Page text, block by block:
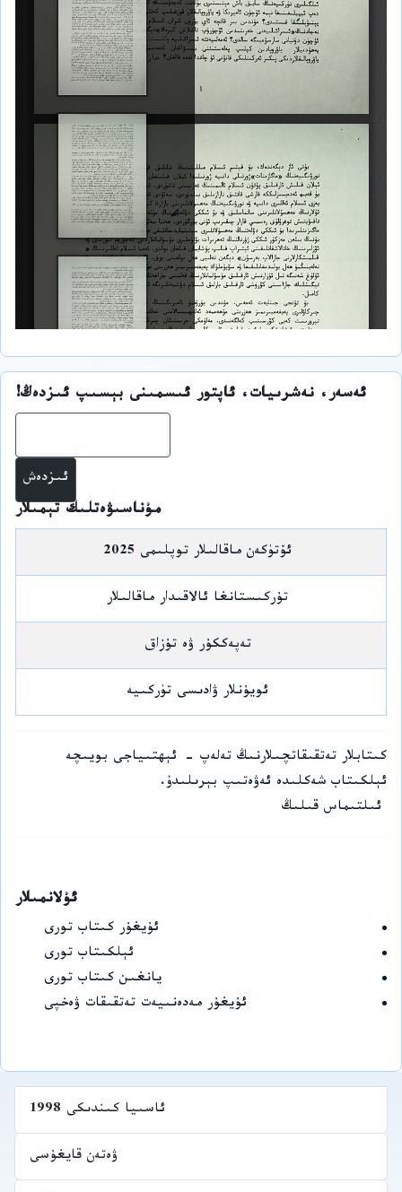
ئەسەر، نەشرىيات، ئاپتور ئىسمىنى بېسىپ ئىزدەڭ!
مۇناسىۋەتلىك تېمىلار
ئۆتۈكەن ماقالىلار توپلىمى 2025
تۇركىستانغا ئالاقىدار ماقالىلار
تەپەككۇر ۋە تۇزاق
ئويۇنلار ۋادىسى تۈركىيە
كىتابلار تەتقىقاتچىلارنىڭ تەلەپ - ئېھتىياجى بويىچە
ئېلكىتاب شەكلىدە ئەۋەتىپ بېرىلىدۇ.
ئىلتىماس قىلىڭ
ئۇلانمىلار
ئۇيغۇر كىتاب تورى
ئېلكىتاب تورى
يانغىن كىتاب تورى
ئۇيغۇر مەدەنىيەت تەتقىقات ۋەخپى
ئاسىيا كىندىكى 1998
ۋەتەن قايغۇسى